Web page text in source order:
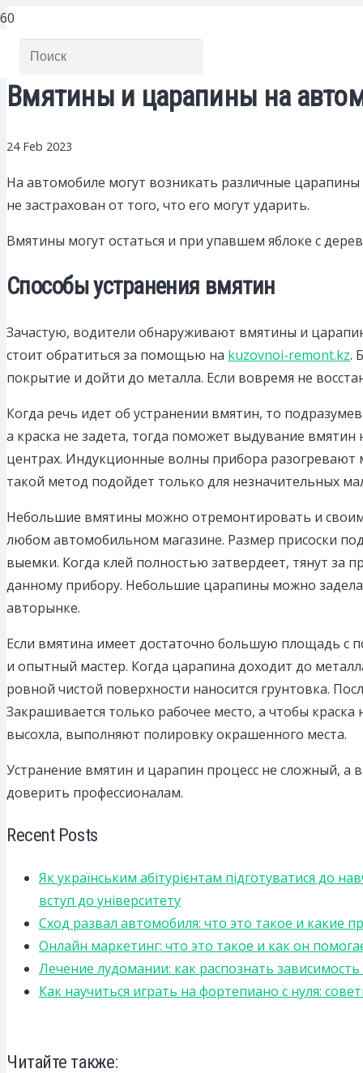
Вмятины и царапины на
24 Feb 2023
На автомобиле могут возникать различные
не застрахован от того, что его могут ударить.
Вмятины могут остаться и при упавшем яблоке с
Способы устранения вмятин
Зачастую, водители обнаруживают вмятины и
стоит обратиться за помощью на kuzovnoi-remont.kz.
покрытие и дойти до металла. Если вовремя не
Когда речь идет об устранении вмятин, то
а краска не задета, тогда поможет выдувание
центрах. Индукционные волны прибора разогревают
такой метод подойдет только для незначительных
Небольшие вмятины можно отремонтировать и
любом автомобильном магазине. Размер присоски
выемки. Когда клей полностью затвердеет, тянут за
данному прибору. Небольшие царапины можно
авторынке.
Если вмятина имеет достаточно большую площадь с
и опытный мастер. Когда царапина доходит до
ровной чистой поверхности наносится грунтовка.
Закрашивается только рабочее место, а чтобы
высохла, выполняют полировку окрашенного места.
Устранение вмятин и царапин процесс не сложный, а
доверить профессионалам.
Recent Posts
Як українським абітурієнтам підготуватися до
вступ до університету
Сход развал автомобиля: что это такое и какие
Онлайн маркетинг: что это такое и как он
Лечение лудомании: как распознать
Как научиться играть на фортепиано с нуля:
Читайте также: